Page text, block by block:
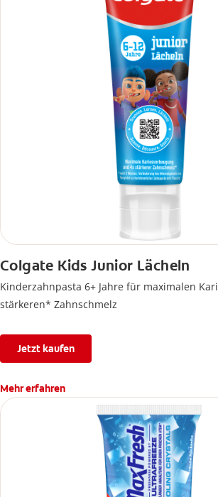
Colgate Kids Junior Lächeln
Kinderzahnpasta 6+ Jahre für maximalen
stärkeren* Zahnschmelz
Jetzt kaufen
Mehr erfahren